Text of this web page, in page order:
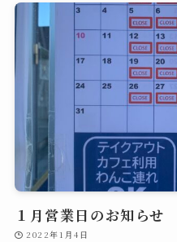
１月営業日のお知らせ
2022年1月4日